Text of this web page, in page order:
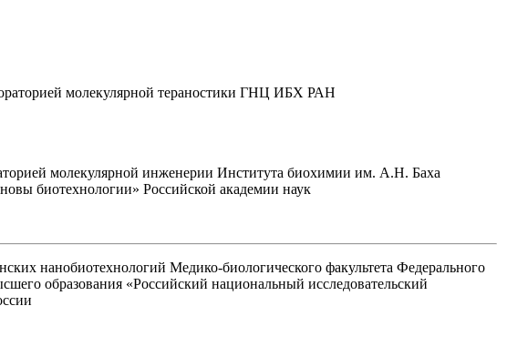
молекулярной тераностики ГНЦ ИБХ РАН
молекулярной инженерии Института биохимии им. А.Н. Баха
биотехнологии» Российской академии наук
нанобиотехнологий Медико-биологического факультета Федерального
образования «Российский национальный исследовательский